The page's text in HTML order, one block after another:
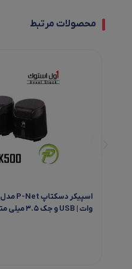
محصولات مرتبط
وات | USB و جک ۳.۵ میلی‌ متری